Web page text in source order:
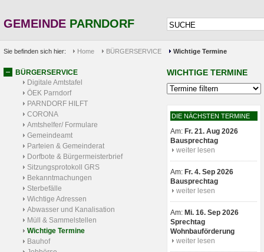
GEMEINDE PARNDORF
Sie befinden sich hier: Home BÜRGERSERVICE Wichtige Termine
BÜRGERSERVICE
Digitale Amtstafel
ÖEK Parndorf
PARNDORF HILFT
CORONA
Amtshelfer/ Formulare
Gemeindeamt
Parteien & Gemeinderat
Dorfbote & Bürgermeisterbrief
Sitzungsprotokoll GRS
Bekanntmachungen
Sterbefälle
Wichtige Adressen
Abwasser und Kanalisation
Müll & Sammelstellen
Wichtige Termine
Bauhof
WICHTIGE TERMINE
DIE NÄCHSTEN TERMINE
Am: Fr. 21. Aug 2026
Bausprechtag
weiter lesen
Am: Fr. 4. Sep 2026
Bausprechtag
weiter lesen
Am: Mi. 16. Sep 2026
Sprechtag
Wohnbauförderung
weiter lesen